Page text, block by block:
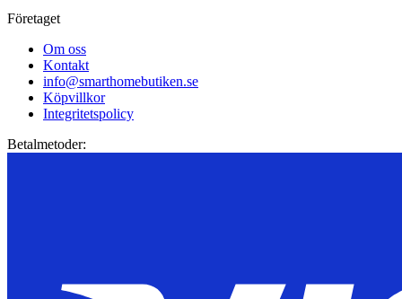
Företaget
Om oss
Kontakt
info@smarthomebutiken.se
Köpvillkor
Integritetspolicy
Betalmetoder: